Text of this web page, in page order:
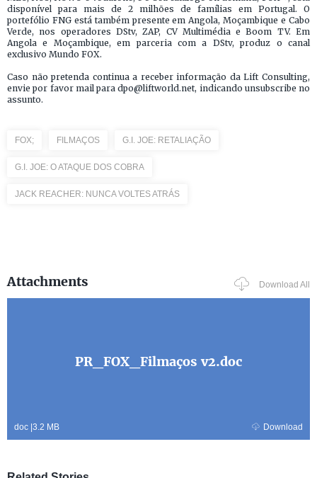
disponível para mais de 2 milhões de famílias em Portugal. O
portefólio FNG está também presente em Angola, Moçambique e Cabo
Verde, nos operadores DStv, ZAP, CV Multimédia e Boom TV. Em
Angola e Moçambique, em parceria com a DStv, produz o canal
exclusivo Mundo FOX.
Caso não pretenda continua a receber informação da Lift Consulting,
envie por favor mail para dpo@liftworld.net, indicando unsubscribe no
assunto.
FOX; FILMAÇOS G.I. JOE: RETALIAÇÃO
G.I. JOE: O ATAQUE DOS COBRA
JACK REACHER: NUNCA VOLTES ATRÁS
Attachments Download All
PR_FOX_Filmaços v2.doc
doc 3.2 MB Download